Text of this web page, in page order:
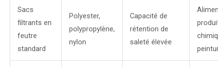
Sacs
filtrants en
feutre
standard
Polyester,
polypropylène,
nylon
Capacité de
rétention de
saleté élevée